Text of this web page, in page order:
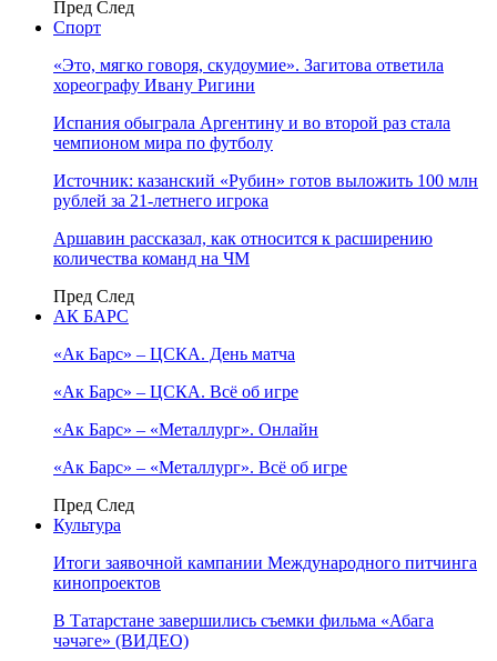
Пред След
Спорт
«Это, мягко говоря, скудоумие». Загитова ответила
хореографу Ивану Ригини
Испания обыграла Аргентину и во второй раз стала
чемпионом мира по футболу
Источник: казанский «Рубин» готов выложить 100 млн
рублей за 21-летнего игрока
Аршавин рассказал, как относится к расширению
количества команд на ЧМ
Пред След
АК БАРС
«Ак Барс» – ЦСКА. День матча
«Ак Барс» – ЦСКА. Всё об игре
«Ак Барс» – «Металлург». Онлайн
«Ак Барс» – «Металлург». Всё об игре
Пред След
Культура
Итоги заявочной кампании Международного питчинга
кинопроектов
В Татарстане завершились съемки фильма «Абага
чәчәге» (ВИДЕО)